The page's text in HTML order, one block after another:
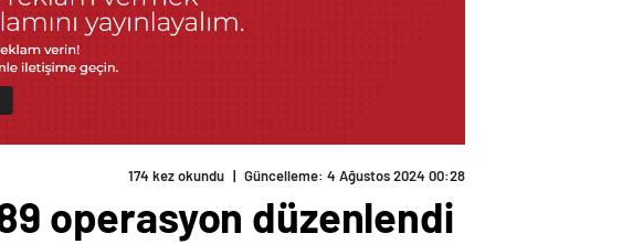
174 kez okundu | Güncelleme: 4 Ağustos 2024 00:28
operasyon düzenlendi